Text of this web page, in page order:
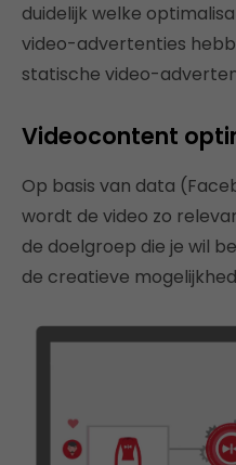
duidelijk welke
video-advertenties
statische video-
Videocontent
Op basis van data
wordt de video zo
de doelgroep die je wil
de creatieve